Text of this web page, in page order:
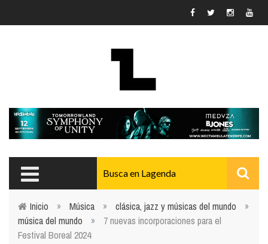
Usted está aquí
Inicio » Música » clásica, jazz y músicas del mundo
»
música del mundo
»
7 nuevas incorporaciones para el
Festival Boreal 2024